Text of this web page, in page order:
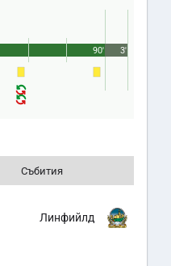
90' 3'
Събития
Линфийлд